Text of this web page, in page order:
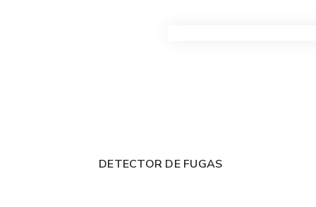
DETECTOR DE FUGAS